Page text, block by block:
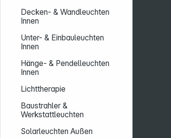
Decken- & Wandleuchten
Innen
Unter- & Einbauleuchten
Innen
Hänge- & Pendelleuchten
Innen
Lichttherapie
Baustrahler &
Werkstattleuchten
Solarleuchten Außen